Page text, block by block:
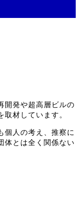
開発や超高層ビルの
材しています。
個人の考え、推察に
体とは全く関係ない